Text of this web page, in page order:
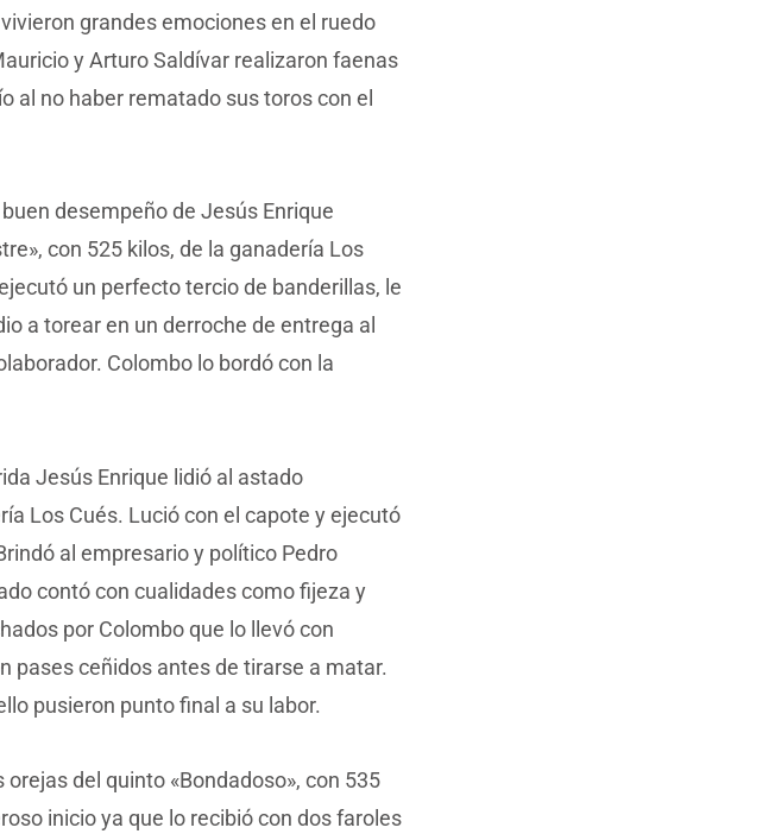
grandes emociones en el ruedo
y Arturo Saldívar realizaron faenas
al no haber rematado sus toros con el
desempeño de Jesús Enrique
con 525 kilos, de la ganadería Los
un perfecto tercio de banderillas, le
a torear en un derroche de entrega al
Colombo lo bordó con la
Jesús Enrique lidió al astado
Los Cués. Lució con el capote y ejecutó
al empresario y político Pedro
contó con cualidades como fijeza y
por Colombo que lo llevó con
pases ceñidos antes de tirarse a matar.
pusieron punto final a su labor.
del quinto «Bondadoso», con 535
inicio ya que lo recibió con dos faroles